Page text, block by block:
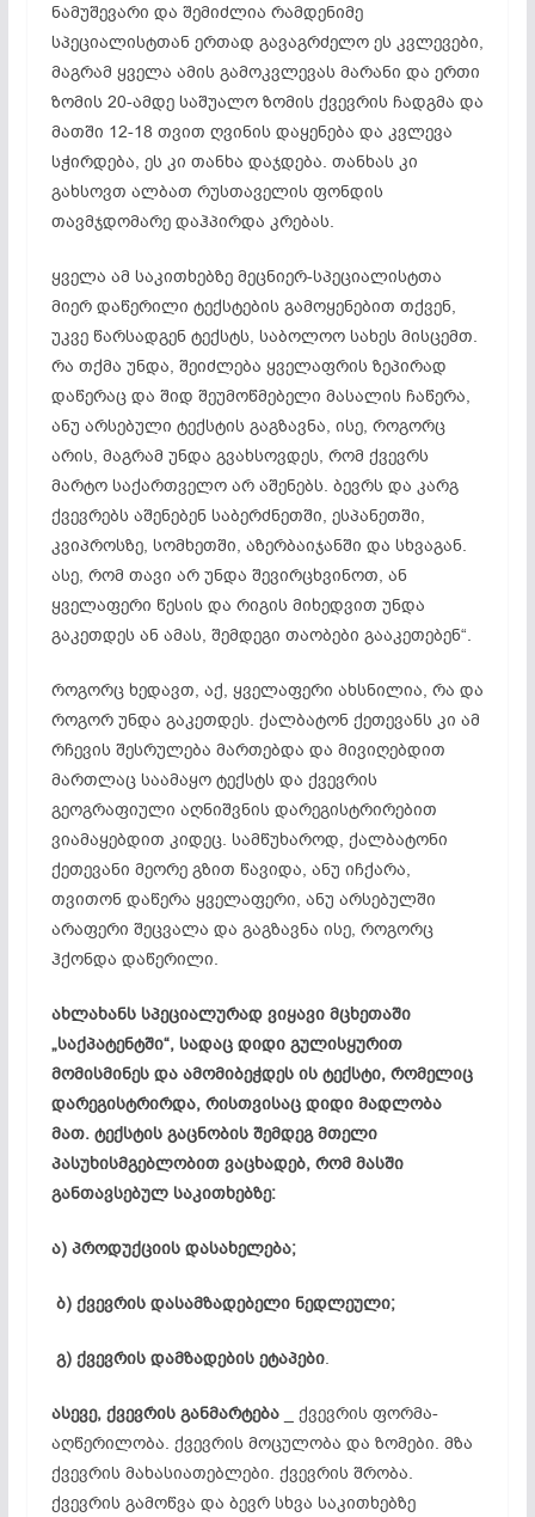
ნამუშევარი და შემიძლია რამდენიმე
სპეციალისტთან ერთად გავაგრძელო ეს კვლევები,
მაგრამ ყველა ამის გამოკვლევას მარანი და ერთი
ზომის 20-ამდე საშუალო ზომის ქვევრის ჩადგმა და
მათში 12-18 თვით ღვინის დაყენება და კვლევა
სჭირდება, ეს კი თანხა დაჯდება. თანხას კი
გახსოვთ ალბათ რუსთაველის ფონდის
თავმჯდომარე დაჰპირდა კრებას.
ყველა ამ საკითხებზე მეცნიერ-სპეციალისტთა
მიერ დაწერილი ტექსტების გამოყენებით თქვენ,
უკვე წარსადგენ ტექსტს, საბოლოო სახეს მისცემთ.
რა თქმა უნდა, შეიძლება ყველაფრის ზეპირად
დაწერაც და შიდ შეუმოწმებელი მასალის ჩაწერა,
ანუ არსებული ტექსტის გაგზავნა, ისე, როგორც
არის, მაგრამ უნდა გვახსოვდეს, რომ ქვევრს
მარტო საქართველო არ აშენებს. ბევრს და კარგ
ქვევრებს აშენებენ საბერძნეთში, ესპანეთში,
კვიპროსზე, სომხეთში, აზერბაიჯანში და სხვაგან.
ასე, რომ თავი არ უნდა შევირცხვინოთ, ან
ყველაფერი წესის და რიგის მიხედვით უნდა
გაკეთდეს ან ამას, შემდეგი თაობები გააკეთებენ“.
როგორც ხედავთ, აქ, ყველაფერი ახსნილია, რა და
როგორ უნდა გაკეთდეს. ქალბატონ ქეთევანს კი ამ
რჩევის შესრულება მართებდა და მივიღებდით
მართლაც საამაყო ტექსტს და ქვევრის
გეოგრაფიული აღნიშვნის დარეგისტრირებით
ვიამაყებდით კიდეც. სამწუხაროდ, ქალბატონი
ქეთევანი მეორე გზით წავიდა, ანუ იჩქარა,
თვითონ დაწერა ყველაფერი, ანუ არსებულში
არაფერი შეცვალა და გაგზავნა ისე, როგორც
ჰქონდა დაწერილი.
ახლახანს სპეციალურად ვიყავი მცხეთაში
„საქპატენტში“, სადაც დიდი გულისყურით
მომისმინეს და ამომიბეჭდესის ტექსტი, რომელიც
დარეგისტრირდა, რისთვისაც დიდი მადლობა
მათ. ტექსტის გაცნობის შემდეგ მთელი
პასუხისმგებლობით ვაცხადებ, რომ მასში
განთავსებულ საკითხებზე:
ა) პროდუქციის დასახელება;
ბ) ქვევრის დასამზადებელი ნედლეული;
გ) ქვევრის დამზადების ეტაპები.
ასევე, ქვევრის განმარტება_ ქვევრის ფორმა-
აღწერილობა. ქვევრის მოცულობა და ზომები. მზა
ქვევრის მახასიათებლები. ქვევრის შრობა.
ქვევრის გამოწვა და ბევრ სხვა საკითხებზე